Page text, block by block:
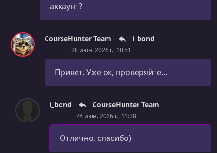
аккаунт?
CourseHunter Team i_bond
28 июн. 2026 г., 10:51
Привет. Уже ок, проверяйте...
i_bond CourseHunter Team
28 июн. 2026 г., 11:28
Отлично, спасибо)